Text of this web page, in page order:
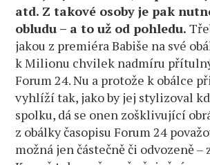
atd. Z takové osoby je pak
obludu – a to už od pohledu.
jakou z premiéra Babiše na své
k Milionu chvilek nadmíru
Forum 24. Nu a protože k obálce
vyhlíží tak, jako by jej stylizoval
spolku, dá se onen zošklivující
z obálky časopisu Forum 24
možná jen částečně či odvozeně –